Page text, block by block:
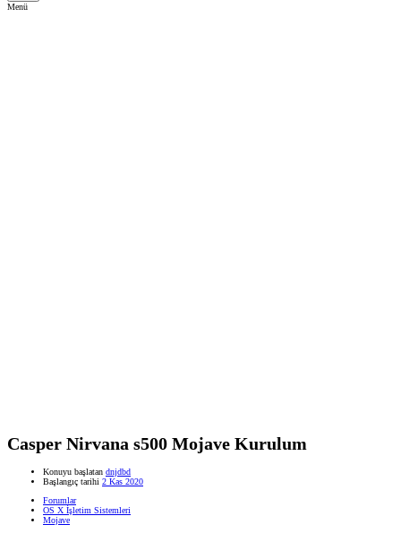
Menü
Casper Nirvana s500 Mojave Kurulum
Konuyu başlatan dnjdbd
Başlangıç tarihi 2 Kas 2020
Forumlar
OS X İşletim Sistemleri
Mojave